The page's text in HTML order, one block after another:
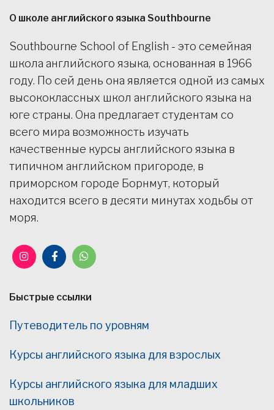
О школе английского языка Southbourne
Southbourne School of English - это семейная
школа английского языка, основанная в 1966
году. По сей день она является одной из самых
высококлассных школ английского языка на
юге страны. Она предлагает студентам со
всего мира возможность изучать
качественные курсы английского языка в
типичном английском пригороде, в
приморском городе Борнмут, который
находится всего в десяти минутах ходьбы от
моря.
Быстрые ссылки
Путеводитель по уровням
Курсы английского языка для взрослых
Курсы английского языка для младших
школьников